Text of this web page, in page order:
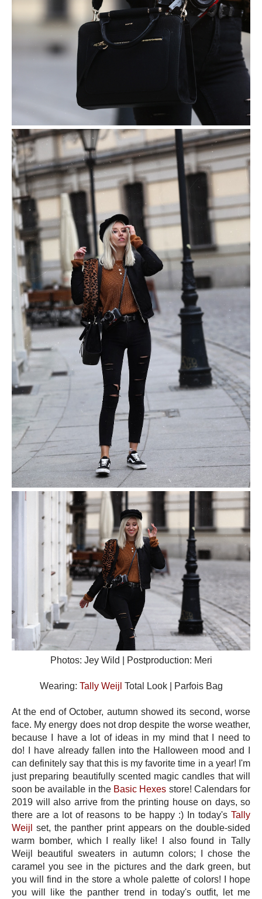
Photos: Jey Wild | Postproduction: Meri
Wearing: Tally Weijl Total Look | Parfois Bag
At the end of October, autumn showed its second, worse
face. My energy does not drop despite the worse weather,
because I have a lot of ideas in my mind that I need to
do! I have already fallen into the Halloween mood and I
can definitely say that this is my favorite time in a year! I'm
just preparing beautifully scented magic candles that will
soon be available in the Basic Hexes store! Calendars for
2019 will also arrive from the printing house on days, so
there are a lot of reasons to be happy :) In today's Tally
Weijl
set, the panther print appears on the double-sided
warm bomber, which I really like! I also found in Tally
Weijl beautiful sweaters in autumn colors; I chose the
caramel you see in the pictures and the dark green, but
you will find in the store a whole palette of colors! I hope
you will like the panther trend in today's outfit, let me